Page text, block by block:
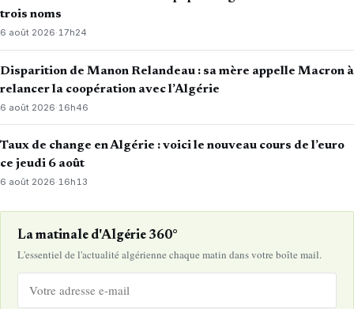
trois noms
6 août 2026·17h24
Disparition de Manon Relandeau : sa mère appelle Macron à
relancer la coopération avec l’Algérie
6 août 2026· 16h46
Taux de change en Algérie : voici le nouveau cours de l’euro
ce jeudi 6 août
6 août 2026·16h13
La matinale d'Algérie 360°
L'essentiel de l'actualité algérienne chaque matin dans votre boîte mail.